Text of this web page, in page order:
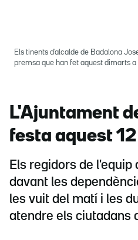
Els tinents d'alcalde de Badalona
premsa que han fet aquest dimarts a
L'Ajuntament
festa aquest
Els regidors de l'equip
davant les
les vuit del matí i les
atendre els ciutadans